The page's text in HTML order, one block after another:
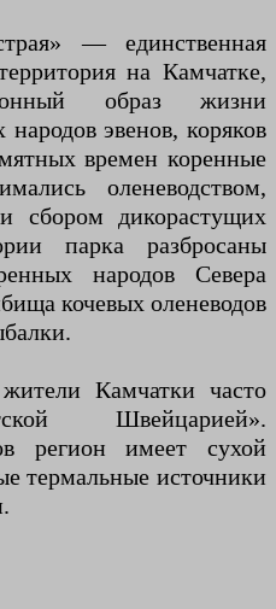
— единственная
на Камчатке,
образ жизни
эвенов, коряков
времен коренные
оленеводством,
сбором дикорастущих
парка разбросаны
народов Севера
кочевых оленеводов
Камчатки часто
Швейцарией».
регион имеет сухой
термальные источники